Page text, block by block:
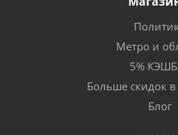
Метро и
5%
Больше скидок в
Блог